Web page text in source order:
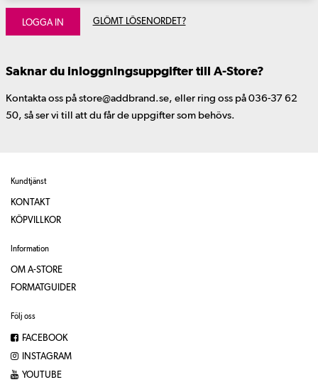
LOGGA IN GLÖMT LÖSENORDET?
Saknar du inloggningsuppgifter till A-Store?
Kontakta oss på store@addbrand.se, eller ring oss på 036-37 62
50, så ser vi till att du får de uppgifter som behövs.
Kundtjänst
KONTAKT
KÖPVILLKOR
Information
OM A-STORE
FORMATGUIDER
Följ oss
FACEBOOK
INSTAGRAM
YOUTUBE